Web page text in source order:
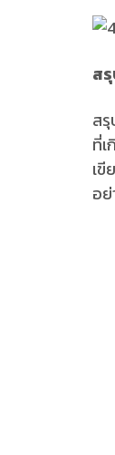
ส
ส
ที่
เ
อ